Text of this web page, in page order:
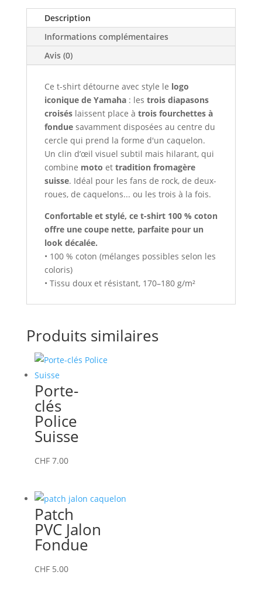
Description
Informations complémentaires
Avis (0)
Ce t-shirt détourne avec style le logo
iconique de Yamaha: les trois diapasons
croiséslaissent place à trois fourchettes à
fonduesavamment disposées au centre du
cercle qui prend la forme d'un caquelon.
Un clin d’œil visuel subtil mais hilarant, qui
combine moto et tradition fromagère
suisse. Idéal pour les fans de rock, de deux-
roues, de caquelons... ou les trois à la fois.
Confortable et stylé, ce t-shirt 100 % coton
offre une coupe nette, parfaite pour un
look décalée.
• 100 % coton (mélanges possibles selon les
coloris)
• Tissu doux et résistant, 170–180 g/m²
Produits similaires
Porte-
clés
Police
Suisse
CHF7.00
Patch
PVC Jalon
Fondue
CHF5.00